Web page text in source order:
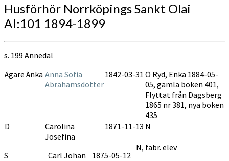
Husförhör Norrköpings Sankt Olai
AI:101 1894-1899
s. 199 Annedal
Ägare Änka Anna Sofia
Abrahamsdotter
1842-03-31 Ö Ryd, Enka 1884-05-
05, gamla boken 401,
Flyttat från Dagsberg
1865 nr 381, nya boken
435
D
Carolina
Josefina
1871-11-13 N
S Carl Johan 1875-05-12
N, fabr. elev